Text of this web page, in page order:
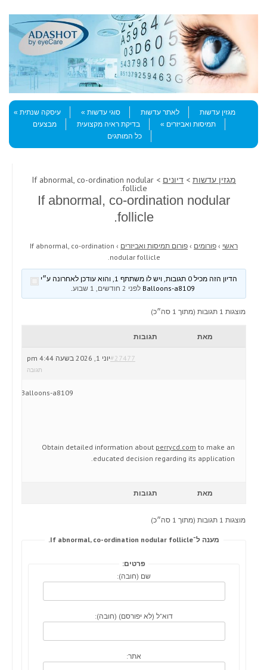
Menu
Skip to content
מגזין עדשות
לאתר עדשות סוגי עדשות
עיסקה שנתית
תמיסות ואביזרים
בדיקת ראיה מקצועית
מבצעים
כל המותגים
מגזין עדשות > דיונים > If abnormal, co-ordination nodular
follicle.
If abnormal, co-ordination nodular
follicle.
ראשי › פורומים › פורום תמיסות ואביזרים ›
If abnormal, co-ordination
nodular follicle.
הדיון הזה מכיל 0 תגובות, ויש לו משתתף 1, והוא עודכן לאחרונה ע״י
לפני 2 חודשים, 1 שבוע .
מוצגות 1 תגובות (מתוך 1 סה״כ)
מאת תגובות
יוני 1, 2026 בשעה 4:44 pm#27477
תגובה
Balloons-a8109
Obtain detailed information about perrycd.com to make an
educated decision regarding its application.
מאת תגובות
מוצגות 1 תגובות (מתוך 1 סה״כ)
מענה ל־If abnormal, co-ordination nodular follicle.
פרטים:
שם (חובה):
דוא"ל (לא יפורסם) (חובה):
אתר: